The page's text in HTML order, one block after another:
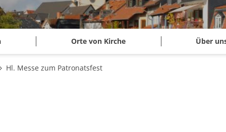
Orte von Kirche Über
Hl. Messe zum Patronatsfest